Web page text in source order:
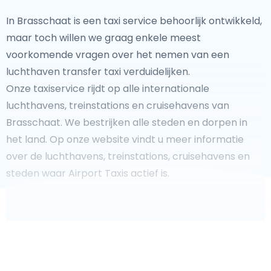
In Brasschaat is een taxi service behoorlijk ontwikkeld,
maar toch willen we graag enkele meest
voorkomende vragen over het nemen van een
luchthaven transfer taxi verduidelijken.
Onze taxiservice rijdt op alle internationale
luchthavens, treinstations en cruisehavens van
Brasschaat. We bestrijken alle steden en dorpen in
het land. Op onze website vindt u meer informatie
over de luchthavens, treinstations, cruisehavens en
steden waar Airport Taxis actief is.